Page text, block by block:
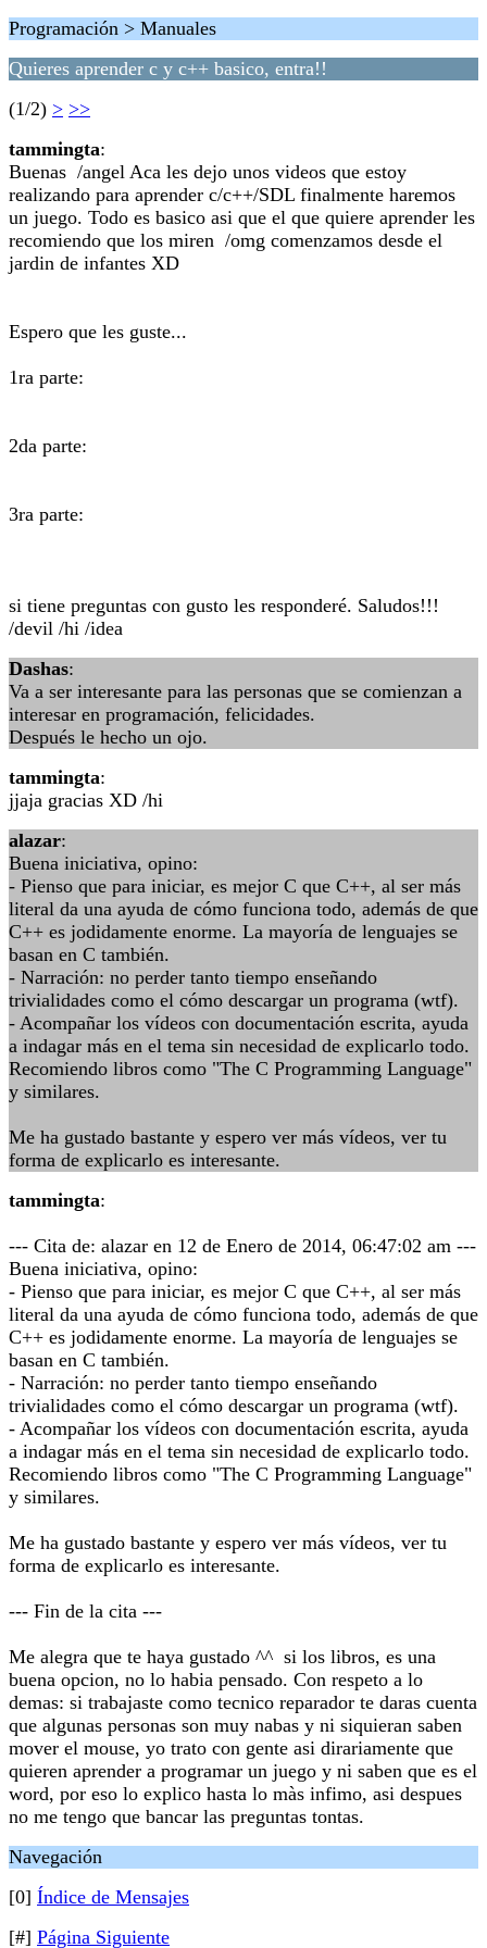
Programación > Manuales
Quieres aprender c y c++ basico, entra!!
(1/2) > >>
tammingta:
Buenas /angel Aca les dejo unos videos que estoy
realizando para aprender c/c++/SDL finalmente haremos
un juego. Todo es basico asi que el que quiere aprender les
recomiendo que los miren /omg comenzamos desde el
jardin de infantes XD
Espero que les guste...
1ra parte:
2da parte:
3ra parte:
si tiene preguntas con gusto les responderé. Saludos!!!
/devil /hi /idea
Dashas:
Va a ser interesante para las personas que se comienzan a
interesar en programación, felicidades.
Después le hecho un ojo.
tammingta:
jjaja gracias XD /hi
alazar:
Buena iniciativa, opino:
- Pienso que para iniciar, es mejor C que C++, al ser más
literal da una ayuda de cómo funciona todo, además de que
C++ es jodidamente enorme. La mayoría de lenguajes se
basan en C también.
- Narración: no perder tanto tiempo enseñando
trivialidades como el cómo descargar un programa (wtf).
- Acompañar los vídeos con documentación escrita, ayuda
a indagar más en el tema sin necesidad de explicarlo todo.
Recomiendo libros como "The C Programming Language"
y similares.
Me ha gustado bastante y espero ver más vídeos, ver tu
forma de explicarlo es interesante.
tammingta:
--- Cita de: alazar en 12 de Enero de 2014, 06:47:02 am ---
Buena iniciativa, opino:
- Pienso que para iniciar, es mejor C que C++, al ser más
literal da una ayuda de cómo funciona todo, además de que
C++ es jodidamente enorme. La mayoría de lenguajes se
basan en C también.
- Narración: no perder tanto tiempo enseñando
trivialidades como el cómo descargar un programa (wtf).
- Acompañar los vídeos con documentación escrita, ayuda
a indagar más en el tema sin necesidad de explicarlo todo.
Recomiendo libros como "The C Programming Language"
y similares.
Me ha gustado bastante y espero ver más vídeos, ver tu
forma de explicarlo es interesante.
--- Fin de la cita ---
Me alegra que te haya gustado ^^ si los libros, es una
buena opcion, no lo habia pensado. Con respeto a lo
demas: si trabajaste como tecnico reparador te daras cuenta
que algunas personas son muy nabas y ni siquieran saben
mover el mouse, yo trato con gente asi dirariamente que
quieren aprender a programar un juego y ni saben que es el
word, por eso lo explico hasta lo màs infimo, asi despues
no me tengo que bancar las preguntas tontas.
Navegación
[0] Índice de Mensajes
[#] Página Siguiente